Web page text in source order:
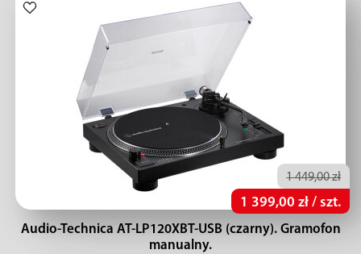
1 449,00 zł
1 399,00 zł / szt.
Audio-Technica AT-LP120XBT-USB (czarny). Gramofon
manualny.